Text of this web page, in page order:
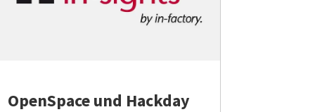
OpenSpace und Hackday